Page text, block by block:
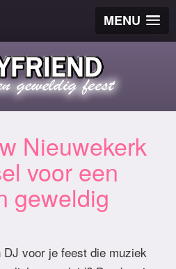
MENU
Nieuwekerk
voor een
geweldig
voor je feest die muziek